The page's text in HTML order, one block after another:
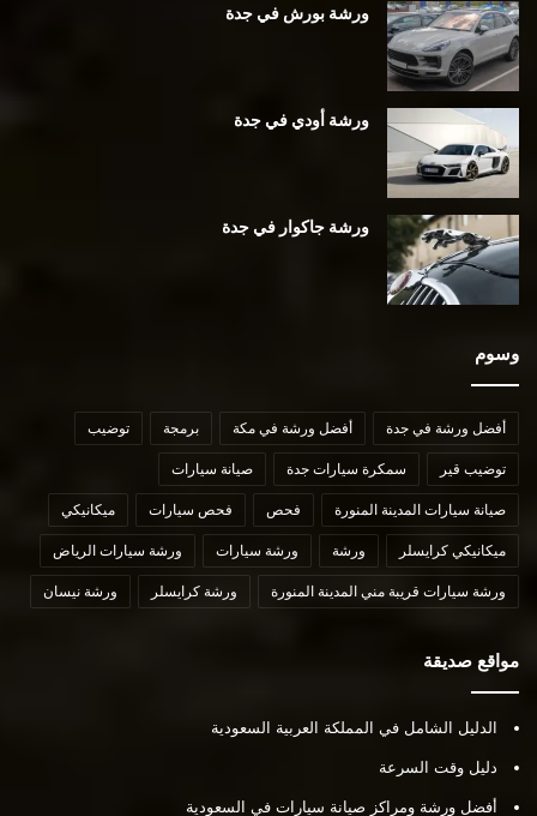
ورشة بورش في جدة
ورشة أودي في جدة
ورشة جاكوار في جدة
وسوم
أفضل ورشة في جدة أفضل ورشة في مكة برمجة توضيب
توضيب قير سمكرة سيارات جدة صيانة سيارات
صيانة سيارات المدينة المنورة فحص فحص سيارات ميكانيكي
ميكانيكي كرايسلر ورشة ورشة سيارات ورشة سيارات الرياض
ورشة سيارات قريبة مني المدينة المنورة ورشة كرايسلر ورشة نيسان
مواقع صديقة
الدليل الشامل في المملكة العربية السعودية
دليل وقت السرعة
أفضل ورشة ومراكز صيانة سيارات في السعودية